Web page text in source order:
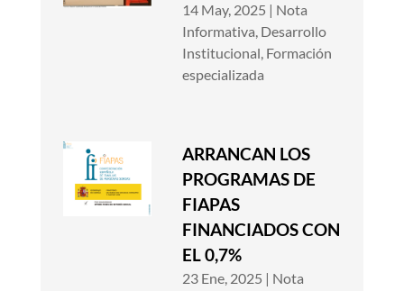
14 May, 2025 | Nota
Informativa, Desarrollo
Institucional, Formación
especializada
ARRANCAN LOS
PROGRAMAS DE
FIAPAS
FINANCIADOS CON
EL 0,7%
23 Ene, 2025 | Nota